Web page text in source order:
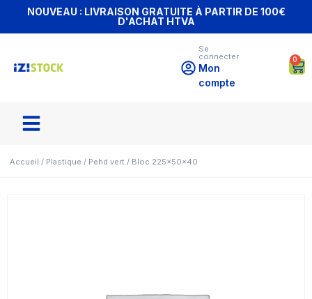
NOUVEAU : LIVRAISON GRATUITE À PARTIR DE 100€
D'ACHAT HTVA
Se
connecter
Mon
compte
0
Accueil / Plastique / Pehd vert / Bloc 225x50x40